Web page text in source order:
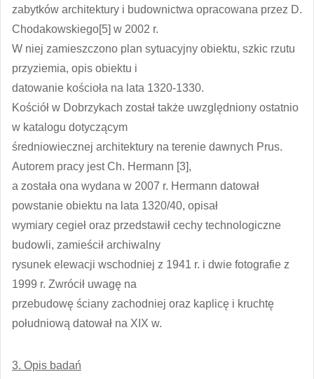
zabytków architektury i budownictwa opracowana przez D.
Chodakowskiego[5] w 2002 r.
W niej zamieszczono plan sytuacyjny obiektu, szkic rzutu
przyziemia, opis obiektu i
datowanie kościoła na lata 1320-1330.
Kościół w Dobrzykach został także uwzględniony ostatnio
w katalogu dotyczącym
średniowiecznej architektury na terenie dawnych Prus.
Autorem pracy jest Ch. Hermann [3],
a została ona wydana w 2007 r. Hermann datował
powstanie obiektu na lata 1320/40, opisał
wymiary cegieł oraz przedstawił cechy technologiczne
budowli, zamieścił archiwalny
rysunek elewacji wschodniej z 1941 r. i dwie fotografie z
1999 r. Zwrócił uwagę na
przebudowę ściany zachodniej oraz kaplicę i kruchtę
południową datował na XIX w.
3. Opis badań